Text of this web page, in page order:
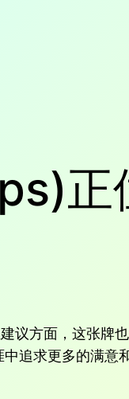
正
方面，这张牌
追求更多的满意和